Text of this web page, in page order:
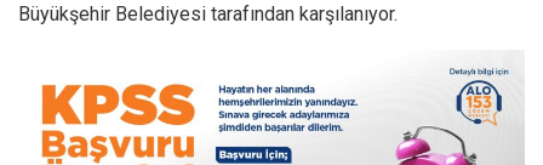
Büyükşehir Belediyesi tarafından karşılanıyor.